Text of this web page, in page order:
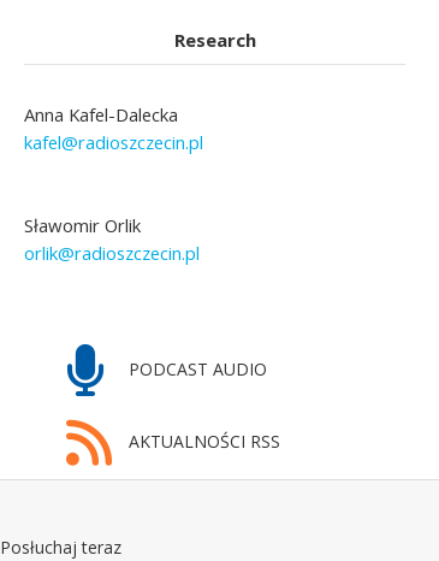
Research
Anna Kafel-Dalecka
kafel@radioszczecin.pl
Sławomir Orlik
orlik@radioszczecin.pl
PODCAST AUDIO
AKTUALNOŚCI RSS
Posłuchaj teraz